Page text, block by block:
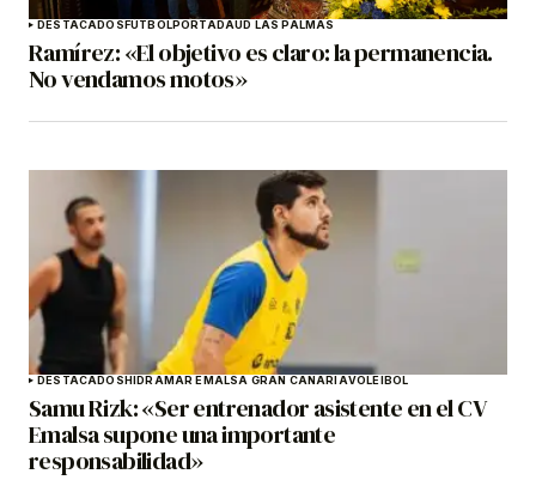
DESTACADOSFÚTBOLPORTADAUD LAS PALMAS
Ramírez: «El objetivo es claro: la permanencia.
No vendamos motos»
DESTACADOSHIDRAMAR EMALSA GRAN CANARIAVOLEIBOL
Samu Rizk: «Ser entrenador asistente en el CV
Emalsa supone una importante
responsabilidad»